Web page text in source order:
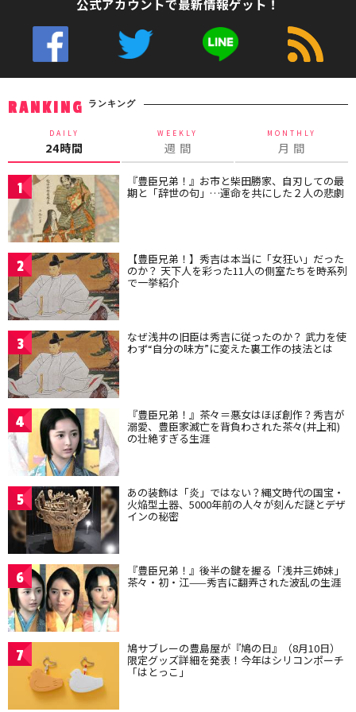
公式アカウントで最新情報ゲット！
RANKING ランキング
DAILY
24時間
WEEKLY
週 間
MONTHLY
月 間
1 『豊臣兄弟！』お市と柴田勝家、自刃しての最
期と「辞世の句」…運命を共にした２人の悲劇
2 【豊臣兄弟！】秀吉は本当に「女狂い」だった
のか？ 天下人を彩った11人の側室たちを時系列
で一挙紹介
3 なぜ浅井の旧臣は秀吉に従ったのか？ 武力を使
わず“自分の味方”に変えた裏工作の技法とは
4 『豊臣兄弟！』茶々＝悪女はほぼ創作？秀吉が
溺愛、豊臣家滅亡を背負わされた茶々(井上和)
の壮絶すぎる生涯
5 あの装飾は「炎」ではない？縄文時代の国宝・
火焔型土器、5000年前の人々が刻んだ謎とデザ
インの秘密
6 『豊臣兄弟！』後半の鍵を握る「浅井三姉妹」
茶々・初・江——秀吉に翻弄された波乱の生涯
7 鳩サブレーの豊島屋が『鳩の日』（8月10日）
限定グッズ詳細を発表！今年はシリコンポーチ
「はとっこ」